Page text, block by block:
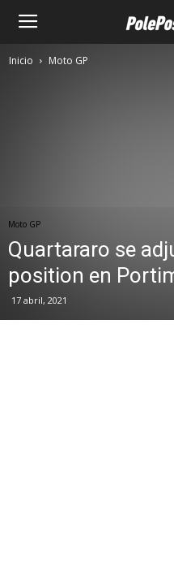
Inicio Moto GP
Moto GP
Quartararo se
position en
17 abril, 2021